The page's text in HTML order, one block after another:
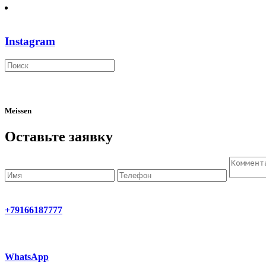
Instagram
Meissen
Оставьте заявку
+79166187777
WhatsApp